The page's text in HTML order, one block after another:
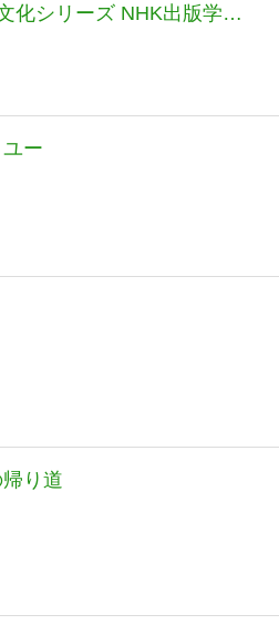
化シリーズ NHK出版学び
ー
り道